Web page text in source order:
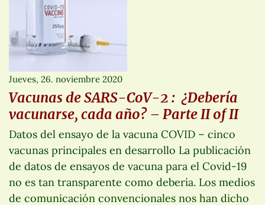
Jueves, 26. noviembre 2020
Vacunas de SARS-CoV-2 : ¿Debería
vacunarse, cada año? – Parte II of II
Datos del ensayo de la vacuna COVID – cinco
vacunas principales en desarrollo La publicación
de datos de ensayos de vacuna para el Covid-19
no es tan transparente como debería. Los medios
de comunicación convencionales nos han dicho